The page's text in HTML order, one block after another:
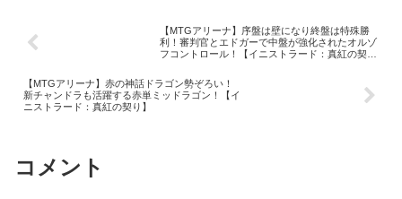
【MTGアリーナ】序盤は壁になり終盤は特殊勝
利！審判官とエドガーで中盤が強化されたオルゾ
フコントロール！【イニストラード：真紅の契
【MTGアリーナ】赤の神話ドラゴン勢ぞろい！
新チャンドラも活躍する赤単ミッドラゴン！【イ
ニストラード：真紅の契り】
コメント